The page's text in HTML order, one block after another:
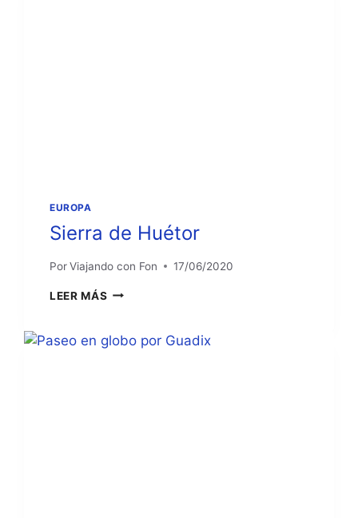
EUROPA
Sierra de Huétor
PorViajando con Fon 17/06/2020
LEER MÁS SIERRA